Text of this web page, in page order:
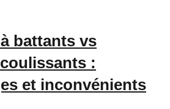
battants vs
:
et inconvénients